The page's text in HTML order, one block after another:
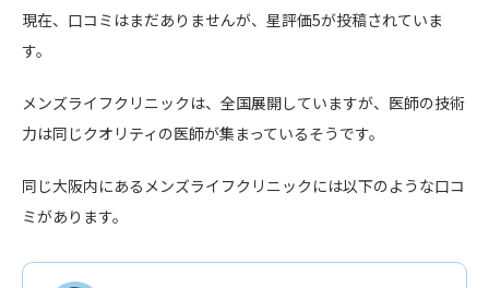
現在、口コミはまだありませんが、星評価5が投稿されていま
す。
メンズライフクリニックは、全国展開していますが、医師の技術
力は同じクオリティの医師が集まっているそうです。
同じ大阪内にあるメンズライフクリニックには以下のような口コ
ミがあります。